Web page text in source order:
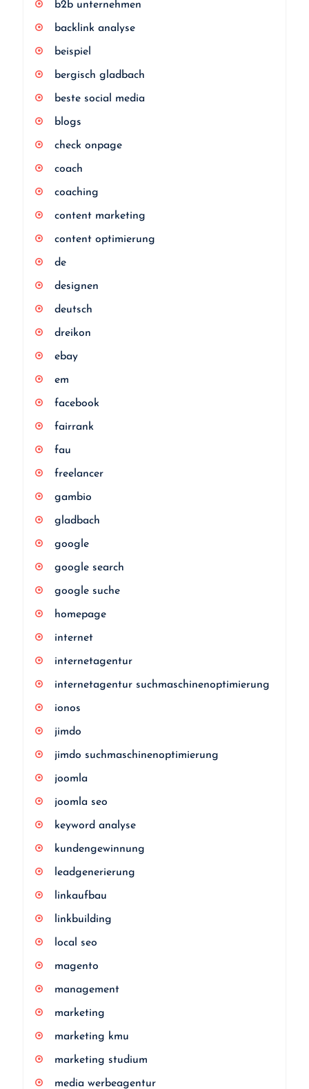
b2b unternehmen
backlink analyse
beispiel
bergisch gladbach
beste social media
blogs
check onpage
coach
coaching
content marketing
content optimierung
de
designen
deutsch
dreikon
ebay
em
facebook
fairrank
fau
freelancer
gambio
gladbach
google
google search
google suche
homepage
internet
internetagentur
internetagentur suchmaschinenoptimierung
ionos
jimdo
jimdo suchmaschinenoptimierung
joomla
joomla seo
keyword analyse
kundengewinnung
leadgenerierung
linkaufbau
linkbuilding
local seo
magento
management
marketing
marketing kmu
marketing studium
media werbeagentur